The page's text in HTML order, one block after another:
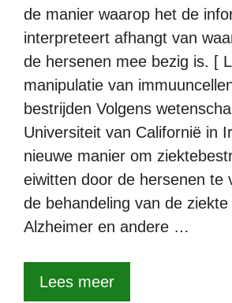
de manier waarop het de
interpreteert afhangt van
de hersenen mee bezig is. [
manipulatie van
bestrijden Volgens
Universiteit van Californië in
nieuwe manier om
eiwitten door de hersenen te
de behandeling van de ziekte
Alzheimer en andere …
Lees meer